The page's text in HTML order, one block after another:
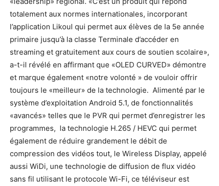
totalement aux normes internationales, incorporant
l’application Likoul qui permet aux élèves de la 5e année
primaire jusqu’à la classe Terminale d’accéder en
streaming et gratuitement aux cours de soutien scolaire»,
a-t-il révélé en affirmant que «OLED CURVED» démontre
et marque également «notre volonté » de vouloir offrir
toujours le «meilleur» de la technologie. Alimenté par le
système d’exploitation Android 5.1, de fonctionnalités
«avancés» telles que le PVR qui permet d’enregistrer les
programmes, la technologie H.265 / HEVC qui permet
également de réduire grandement le débit de
compression des vidéos tout, le Wireless Display, appelé
aussi WiDi, une technologie de diffusion de flux vidéo
sans fil utilisant le protocole Wi-Fi, ce téléviseur est